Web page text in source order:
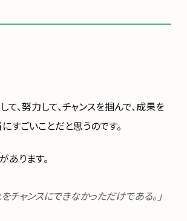
、努力して、チャンスを掴んで、成果を
すごいことだと思うのです。
あります。
チャンスにできなかっただけである。」